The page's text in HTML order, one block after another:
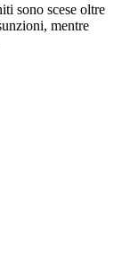
sono scese oltre
mentre